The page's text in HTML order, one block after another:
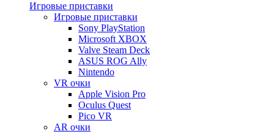
Игровые приставки
Игровые приставки
Sony PlayStation
Microsoft XBOX
Valve Steam Deck
ASUS ROG Ally
Nintendo
VR очки
Apple Vision Pro
Oculus Quest
Pico VR
AR очки